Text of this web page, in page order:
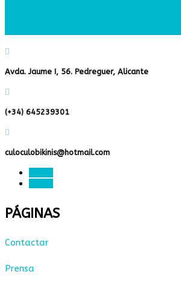

Avda. Jaume I, 56. Pedreguer, Alicante

(+34) 645239301

culoculobikinis@hotmail.com
PÁGINAS
Contactar
Prensa